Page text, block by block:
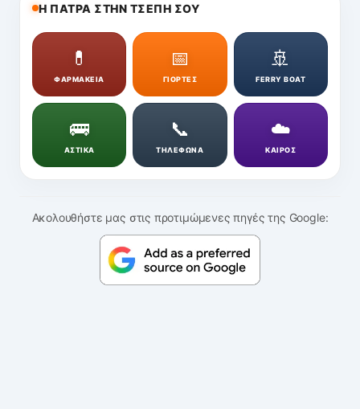
Η ΠΑΤΡΑ ΣΤΗΝ ΤΣΕΠΗ ΣΟΥ
💊
ΦΑΡΜΑΚΕΙΑ
📅
ΓΙΟΡΤΕΣ
🚢
FERRY BOAT
🚌
ΑΣΤΙΚΑ
📞
ΤΗΛΕΦΩΝΑ
☁️
ΚΑΙΡΟΣ
Ακολουθήστε μας στις προτιμώμενες πηγές της Google: